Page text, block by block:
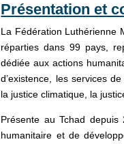
Présentation et
La Fédération Luthérienne
réparties dans 99 pays,
dédiée aux actions
d’existence, les services
la justice climatique, la
Présente au Tchad
humanitaire et de